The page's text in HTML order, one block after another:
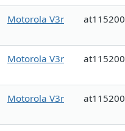
Motorola V3r at115200
Motorola V3r at115200
Motorola V3r at115200